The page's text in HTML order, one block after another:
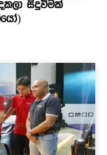
සිදුවීමක්